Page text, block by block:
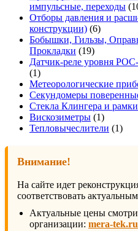
импульсные, переходы
Отборы давления и
конструкции) 66
товаров
Бобышки, Гильзы,
Прокладки
1919
товаров
Датчик-реле уровня
11
товар
Метеорологические
Секундомеры
Стекла Клингера и рамки
Вискозиметры 11
товар
Тепловычеслители 11
Внимание!
На сайте идет
соответствовать
Актуальные цены
организации: mera-tek.ru